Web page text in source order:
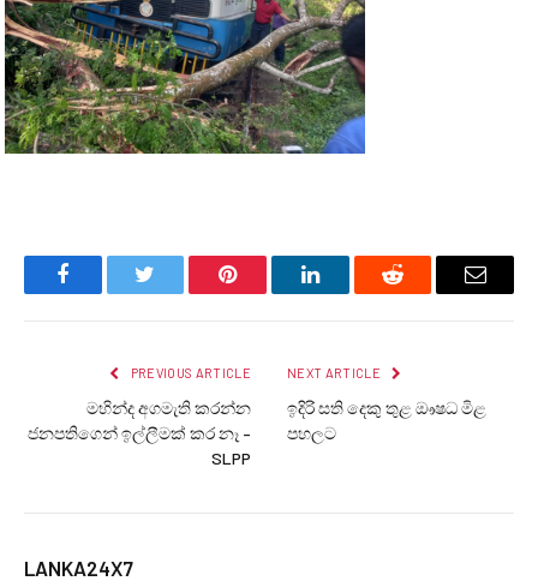
FacebookTwitter Pinterest LinkedInReddit Email
PREVIOUS ARTICLE
මහින්ද අගමැති කරන්න
ජනපතිගෙන් ඉල්ලීමක් කර නෑ –
SLPP
NEXT ARTICLE
ඉදිරි සති දෙකු තුළ ඖෂධ මිළ
පහලට
LANKA24X7